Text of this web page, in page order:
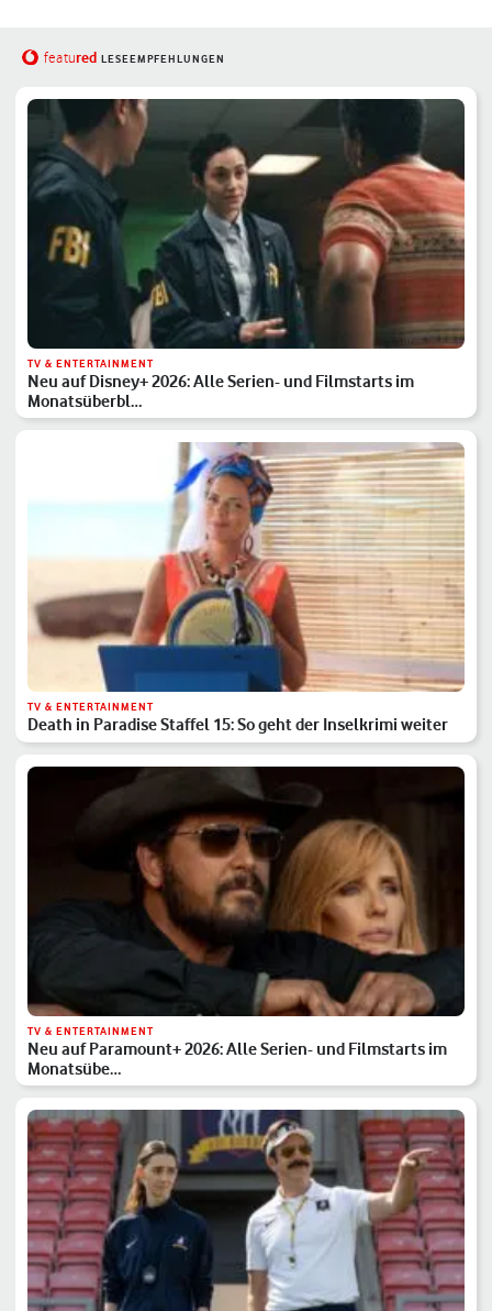
featured LESEEMPFEHLUNGEN
TV & ENTERTAINMENT
Neu auf Disney+ 2026: Alle Serien- und Filmstarts im
Monatsüberbl…
TV & ENTERTAINMENT
Death in Paradise Staffel 15: So geht der Inselkrimi weiter
TV & ENTERTAINMENT
Neu auf Paramount+ 2026: Alle Serien- und Filmstarts im
Monatsübe…